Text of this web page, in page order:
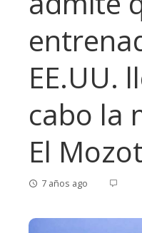
EE.UU.
cabo la
El
7 años ago